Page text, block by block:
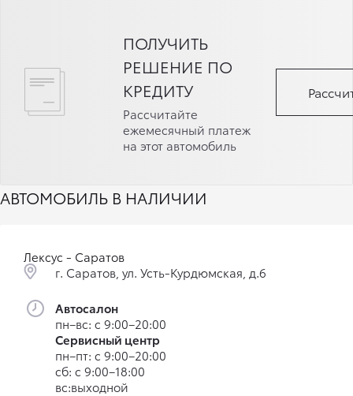
ПОЛУЧИТЬ
РЕШЕНИЕ ПО
КРЕДИТУ
Рассчитайте
ежемесячный платеж
на этот автомобиль
АВТОМОБИЛЬ В НАЛИЧИИ
Лексус - Саратов
г. Саратов, ул. Усть-Курдюмская, д.6
Автосалон
пн–вс: c 9:00–20:00
Сервисный центр
пн–пт: c 9:00–20:00
сб: c 9:00–18:00
вс:выходной